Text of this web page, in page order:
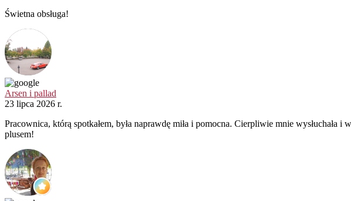
Świetna obsługa!
Arsen i pallad
23 lipca 2026 r.
Pracownica, którą spotkałem, była naprawdę miła i pomocna. Cierpliwie mnie
plusem!